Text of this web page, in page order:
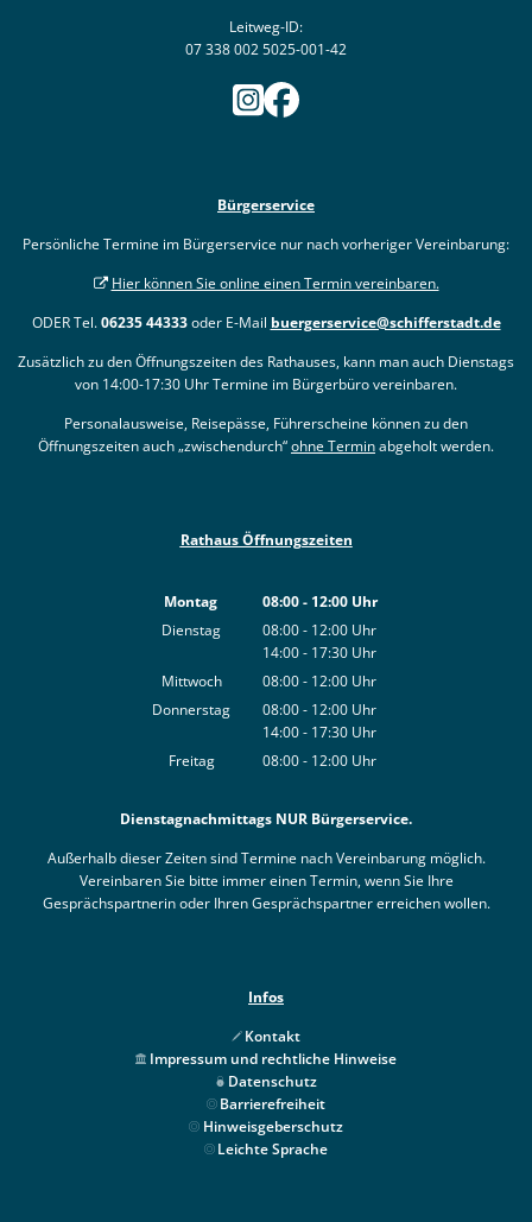
Leitweg-ID:
07 338 002 5025-001-42
Bürgerservice
Persönliche Termine im Bürgerservice nur nach vorheriger Vereinbarung:
Hier können Sie online einen Termin vereinbaren.
ODER Tel.06235 44333oder E-Mail buergerservice@schifferstadt.de
Zusätzlich zu den Öffnungszeiten des Rathauses, kann man auch Dienstags
von 14:00-17:30 Uhr Termine im Bürgerbüro vereinbaren.
Personalausweise, Reisepässe, Führerscheine können zu den
Öffnungszeiten auch „zwischendurch“ohne Terminabgeholt werden.
Rathaus Öffnungszeiten
Montag 08:00- 12:00Uhr
Von 08:00 bis 12:00 Uhr
Dienstag 08:00- 12:00 Uhr
Von 08:00 bis 12:00 Uhr
14:00- 17:30 Uhr
Von 14:00 bis 17:30 Uhr
Mittwoch 08:00- 12:00 Uhr
Von 08:00 bis 12:00 Uhr
Donnerstag 08:00- 12:00 Uhr
Von 08:00 bis 12:00 Uhr
14:00- 17:30 Uhr
Von 14:00 bis 17:30 Uhr
Freitag 08:00- 12:00 Uhr
Dienstagnachmittags NUR Bürgerservice.
Außerhalb dieser Zeiten sind Termine nach Vereinbarung möglich.
Vereinbaren Sie bitte immer einen Termin, wenn Sie Ihre
Gesprächspartnerin oder Ihren Gesprächspartner erreichen wollen.
Infos
Kontakt
Impressum und rechtliche Hinweise
Datenschutz
Barrierefreiheit
Hinweisgeberschutz
Leichte Sprache